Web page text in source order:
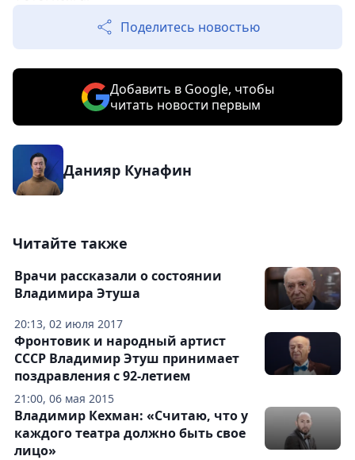
Поделитесь новостью
Добавить в Google, чтобы
читать новости первым
Данияр Кунафин
Читайте также
20:13, 02 июля 2017
Врачи рассказали о состоянии
Владимира Этуша
21:00, 06 мая 2015
Фронтовик и народный артист
СССР Владимир Этуш принимает
поздравления с 92-летием
Владимир Кехман: «Считаю, что у
каждого театра должно быть свое
лицо»